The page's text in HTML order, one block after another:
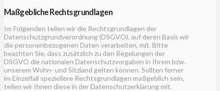
Maßgebliche Rechtsgrundlagen
Im Folgenden teilen wir die Rechtsgrundlagen der
Datenschutzgrundverordnung (DSGVO), auf deren Basis wir
die personenbezogenen Daten verarbeiten, mit. Bitte
beachten Sie, dass zusätzlich zu den Regelungen der
DSGVO die nationalen Datenschutzvorgaben in Ihrem bzw.
unserem Wohn- und Sitzland gelten können. Sollten ferner
im Einzelfall speziellere Rechtsgrundlagen maßgeblich sein,
teilen wir Ihnen diese in der Datenschutzerklärung mit.